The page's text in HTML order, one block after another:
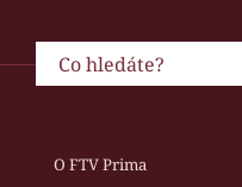
O FTV Prima